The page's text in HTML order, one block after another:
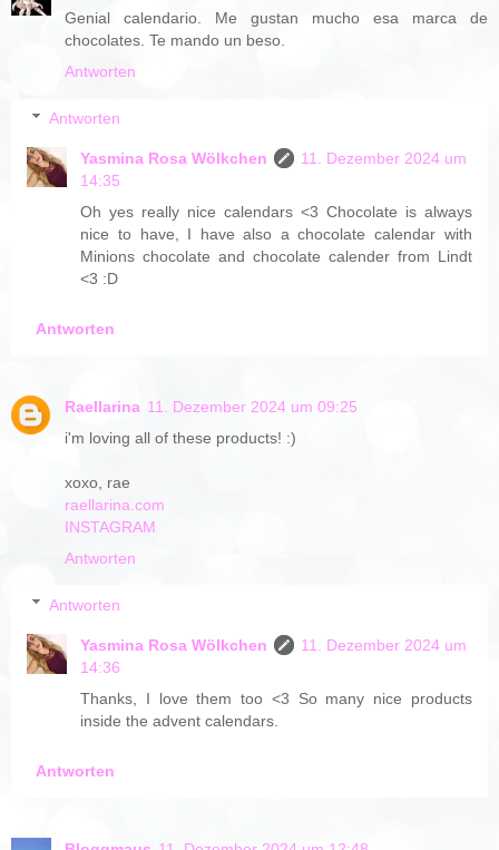
Genial calendario. Me gustan mucho esa marca de
chocolates. Te mando un beso.
Antworten
Antworten
Yasmina Rosa Wölkchen
11. Dezember 2024 um
14:35
Oh yes really nice calendars <3 Chocolate is always
nice to have, I have also a chocolate calendar with
Minions chocolate and chocolate calender from Lindt
<3 :D
Antworten
Raellarina 11. Dezember 2024 um 09:25
i'm loving all of these products! :)
xoxo, rae
raellarina.com
INSTAGRAM
Antworten
Antworten
Yasmina Rosa Wölkchen
11. Dezember 2024 um
14:36
Thanks, I love them too <3 So many nice products
inside the advent calendars.
Antworten